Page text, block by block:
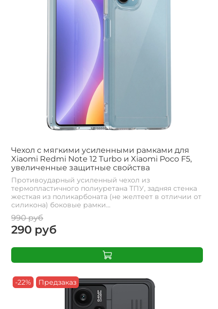
Чехол с мягкими усиленными рамками для
Xiaomi Redmi Note 12 Turbo и Xiaomi Poco F5,
увеличенные защитные свойства
Противоударный усиленный чехол из
термопластичного полиуретана ТПУ, задняя стенка
жесткая из поликарбоната (не желтеет в отличии от
силикона) боковые рамки...
990 руб
290 руб
-22% Предзаказ